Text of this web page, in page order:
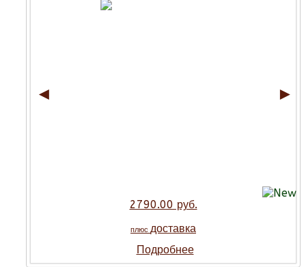
◄ ►
2790.00 руб.
плюс доставка
Подробнее